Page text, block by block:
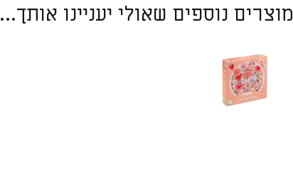
מוצרים נוספים שאולי יעניינו אותך...